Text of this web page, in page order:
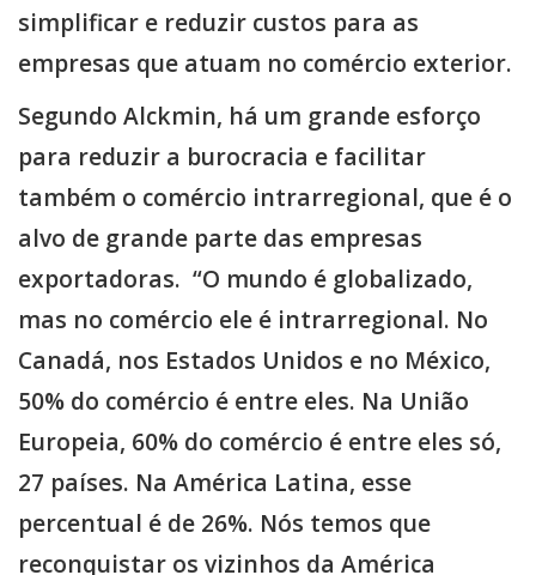
simplificar e reduzir custos para as
empresas que atuam no comércio exterior.
Segundo Alckmin, há um grande esforço
para reduzir a burocracia e facilitar
também o comércio intrarregional, que é o
alvo de grande parte das empresas
exportadoras. “O mundo é globalizado,
mas no comércio ele é intrarregional. No
Canadá, nos Estados Unidos e no México,
50% do comércio é entre eles. Na União
Europeia, 60% do comércio é entre eles só,
27 países. Na América Latina, esse
percentual é de 26%. Nós temos que
reconquistar os vizinhos da América